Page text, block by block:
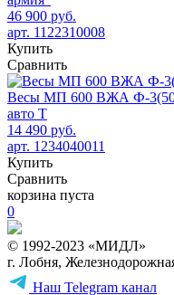
46 900 руб.
арт. 1122310008
Купить
Сравнить
Весы МП 600 ВЖА Ф-3(50/
авто Т
14 490 руб.
арт. 1234040011
Купить
Сравнить
корзина пуста
0
© 1992-2023 «МИДЛ»
г. Лобня,
Наш Telegram канал